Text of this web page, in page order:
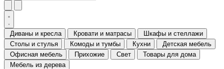
Диваны и кресла Кровати и матрасы
Шкафы и стеллажи
Столы и стулья
Комоды и тумбы Кухни
Детская мебель
Офисная мебель
Прихожие Свет
Товары для дома
Мебель из дерева